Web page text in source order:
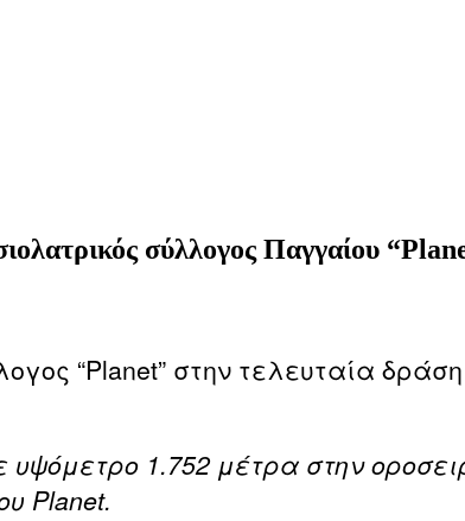
σύλλογος Παγγαίου
“Planet” στην τελευταία
1.752 μέτρα στην
Planet.